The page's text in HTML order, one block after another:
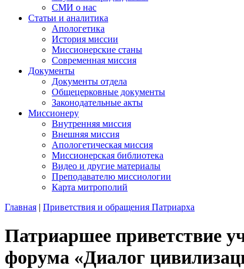
СМИ о нас
Статьи и аналитика
Апологетика
История миссии
Миссионерские станы
Современная миссия
Документы
Документы отдела
Общецерковные документы
Законодательные акты
Миссионеру
Внутренняя миссия
Внешняя миссия
Апологетическая миссия
Миссионерская библиотека
Видео и другие материалы
Преподавателю миссиологии
Карта митрополий
Главная | Приветствия и обращения Патриарха
Патриаршее приветствие
форума «Диалог